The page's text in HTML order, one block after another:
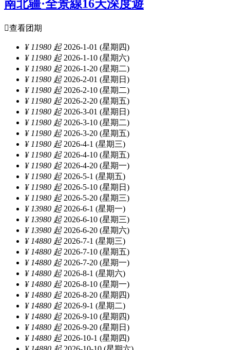
南北疆·全景線16天深度遊
查看团期
¥ 11980 起2026-1-01 (星期四)
¥ 11980 起2026-1-10 (星期六)
¥ 11980 起2026-1-20 (星期二)
¥ 11980 起2026-2-01 (星期日)
¥ 11980 起2026-2-10 (星期二)
¥ 11980 起2026-2-20 (星期五)
¥ 11980 起2026-3-01 (星期日)
¥ 11980 起2026-3-10 (星期二)
¥ 11980 起2026-3-20 (星期五)
¥ 11980 起2026-4-1 (星期三)
¥ 11980 起2026-4-10 (星期五)
¥ 11980 起2026-4-20 (星期一)
¥ 11980 起2026-5-1 (星期五)
¥ 11980 起2026-5-10 (星期日)
¥ 11980 起2026-5-20 (星期三)
¥ 13980 起2026-6-1 (星期一)
¥ 13980 起2026-6-10 (星期三)
¥ 13980 起2026-6-20 (星期六)
¥ 14880 起2026-7-1 (星期三)
¥ 14880 起2026-7-10 (星期五)
¥ 14880 起2026-7-20 (星期一)
¥ 14880 起2026-8-1 (星期六)
¥ 14880 起2026-8-10 (星期一)
¥ 14880 起2026-8-20 (星期四)
¥ 14880 起2026-9-1 (星期二)
¥ 14880 起2026-9-10 (星期四)
¥ 14880 起2026-9-20 (星期日)
¥ 14880 起2026-10-1 (星期四)